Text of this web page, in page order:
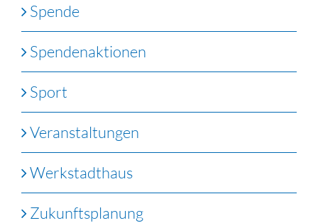
Spende
Spendenaktionen
Sport
Veranstaltungen
Werkstadthaus
Zukunftsplanung